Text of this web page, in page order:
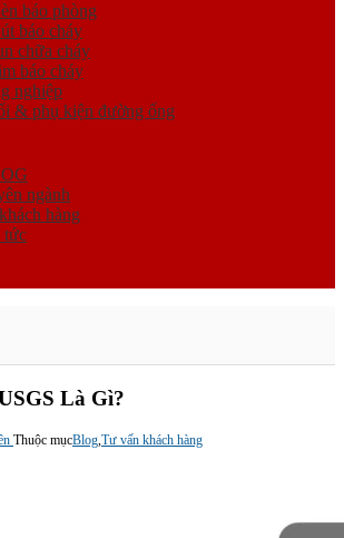
báo phòng
báo cháy
chữa cháy
báo cháy
nghiệp
& phụ kiện đường ống
ngành
hàng
tức
Là Gì?
Thuộc mụcBlog Tư vấn khách hàng